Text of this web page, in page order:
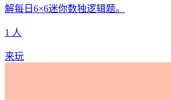
解每日6×6迷你数独逻辑题。
1 人
来玩